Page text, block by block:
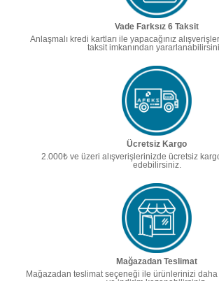
Vade Farksız 6 Taksit
Anlaşmalı kredi kartları ile yapacağınız
taksit imkanından
Ücretsiz Kargo
2.000₺ ve üzeri alışverişlerinizde ücretsiz
edebilirsiniz.
Mağazadan Teslimat
Mağazadan teslimat seçeneği ile ürünlerinizi daha